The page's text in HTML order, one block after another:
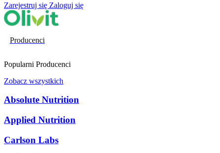
Zarejestruj się Zaloguj się
Producenci
Popularni Producenci
Zobacz wszystkich
Absolute Nutrition
Applied Nutrition
Carlson Labs